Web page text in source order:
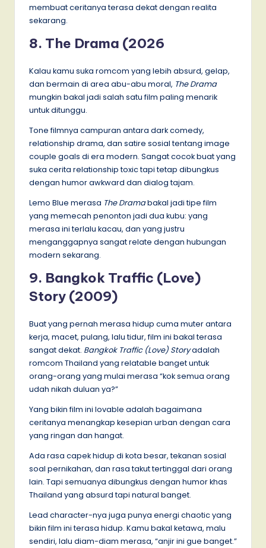
membuat ceritanya terasa dekat dengan realita
sekarang.
8. The Drama (2026
Kalau kamu suka romcom yang lebih absurd, gelap,
dan bermain di area abu-abu moral, The Drama
mungkin bakal jadi salah satu film paling menarik
untuk ditunggu.
Tone filmnya campuran antara dark comedy,
relationship drama, dan satire sosial tentang image
couple goals di era modern. Sangat cocok buat yang
suka cerita relationship toxic tapi tetap dibungkus
dengan humor awkward dan dialog tajam.
Lemo Blue merasa The Dramabakal jadi tipe film
yang memecah penonton jadi dua kubu: yang
merasa ini terlalu kacau, dan yang justru
menganggapnya sangat relate dengan hubungan
modern sekarang.
9. Bangkok Traffic (Love)
Story (2009)
Buat yang pernah merasa hidup cuma muter antara
kerja, macet, pulang, lalu tidur, film ini bakal terasa
sangat dekat. Bangkok Traffic (Love) Storyadalah
romcom Thailand yang relatable banget untuk
orang-orang yang mulai merasa “kok semua orang
udah nikah duluan ya?”
Yang bikin film ini lovable adalah bagaimana
ceritanya menangkap kesepian urban dengan cara
yang ringan dan hangat.
Ada rasa capek hidup di kota besar, tekanan sosial
soal pernikahan, dan rasa takut tertinggal dari orang
lain. Tapi semuanya dibungkus dengan humor khas
Thailand yang absurd tapi natural banget.
Lead character-nya juga punya energi chaotic yang
bikin film ini terasa hidup. Kamu bakal ketawa, malu
sendiri, lalu diam-diam merasa, “anjir ini gue banget.”